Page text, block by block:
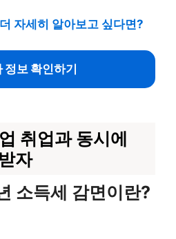
자세히 알아보고 싶다면?
정보 확인하기
취업과 동시에
자
소득세 감면이란?